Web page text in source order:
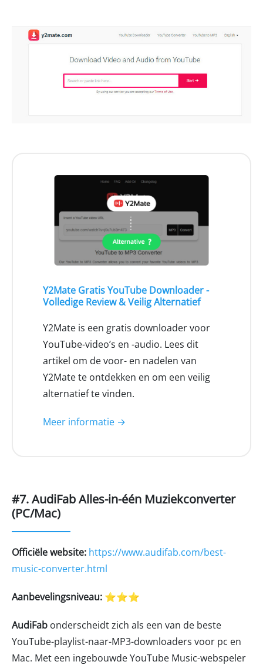
Y2Mate Gratis YouTube Downloader -
Volledige Review & Veilig Alternatief
Y2Mate is een gratis downloader voor
YouTube-video’s en -audio. Lees dit
artikel om de voor- en nadelen van
Y2Mate te ontdekken en om een veilig
alternatief te vinden.
Meer informatie →
#7. AudiFab Alles-in-één Muziekconverter
(PC/Mac)
Officiële website: https://www.audifab.com/best-
music-converter.html
Aanbevelingsniveau: ⭐⭐⭐
AudiFab onderscheidt zich als een van de beste
YouTube-playlist-naar-MP3-downloaders voor pc en
Mac. Met een ingebouwde YouTube Music-webspeler